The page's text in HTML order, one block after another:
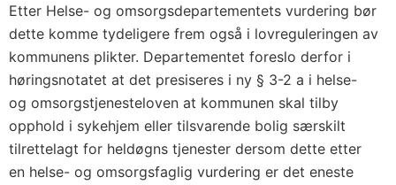
a
g
t
f
o
r
h
Etter Helse- og omsorgsdepartementets vurdering bør
dette komme tydeligere frem også i lovreguleringen av
kommunens plikter. Departementet foreslo derfor i
høringsnotatet at det presiseres i ny § 3-2 a i helse-
og omsorgstjenesteloven at kommunen skal tilby
opphold i sykehjem eller tilsvarende bolig særskilt
tilrettelagt for heldøgns tjenester dersom dette etter
en helse- og omsorgsfaglig vurdering er det eneste